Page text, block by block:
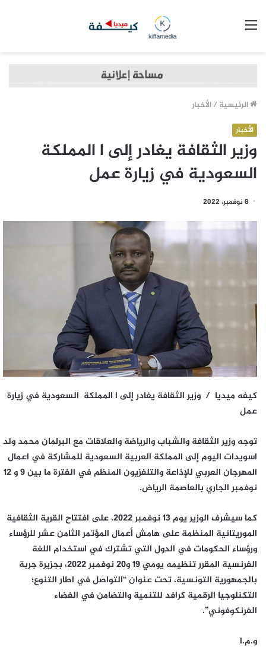
الرئيسية /الأخبار
الأخبار
وزير الثقافة يغادر إلى ا المملكة
السعودية في زيارة عمل
8 نوفمبر، 2022
كيفه ميديا / وزير الثقافة يغادر إلى ا المملكة السعودية في زيارة
عمل
توجه وزير الثقافة والشباب والرياضة والعلاقات مع البرلمان محمد ولد
اسويدات اليوم إلى المملكة العربية السعودية للمشاركة في اعمال
المهرجان العربي للإذاعة والتلفزيون المنظم في الفترة ما بين 9 و 12
نوفمبر الجاري بالعاصمة الرياض.
كما سيشرف الوزير يوم 13 نوفمبر 2022، على افتتاح القرية الثقافية
الموريتانية المنظمة على هامش أعمال المؤتمر الثامن عشر للرؤساء
ورؤساء الحكومات في الدول التي تشترك في استخدام اللغة
الفرنسية المقرر تنظيمه يومي 19 و20 نوفمبر 2022، بجزيرة جربة
بالجمهورية التونسية، تحت عنوان “التواصل في اطار التنوع؛
التكنلوجيا الرقمية كرافد للتنمية والتضامن في الفضاء
الفرنكوفوني”.
و.م.ا